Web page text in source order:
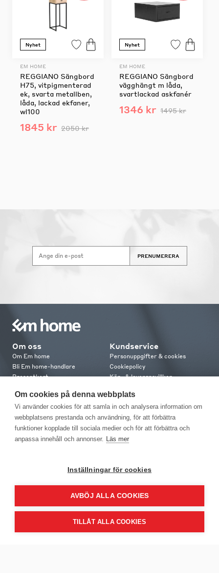
Nyhet
EM HOME
REGGIANO Sängbord
H75, vitpigmenterad
ek, svarta metallben,
låda, lackad ekfaner,
wl100
1845 kr 2050 kr
Nyhet
EM HOME
REGGIANO Sängbord
vägghängt m låda,
svartlackad askfanér
1346 kr 1495 kr
PRENUMERERA
Om oss
Om Em home
Bli Em home-handlare
Presentkort
Em home Club
Medlemsvillkor
Kundservice
Personuppgifter & cookies
Cookiepolicy
Köp- & leveransvillkor
Retur & reklamation
Kontakt
Kontakta oss
Om cookies på denna webbplats
Vi använder cookies för att samla in och analysera information om
webbplatsens prestanda och användning, för att förbättra
funktioner kopplade till sociala medier och för att förbättra och
anpassa innehåll och annonser. Läs mer
Inställningar för cookies
AVBÖJ ALLA COOKIES
TILLÅT ALLA COOKIES